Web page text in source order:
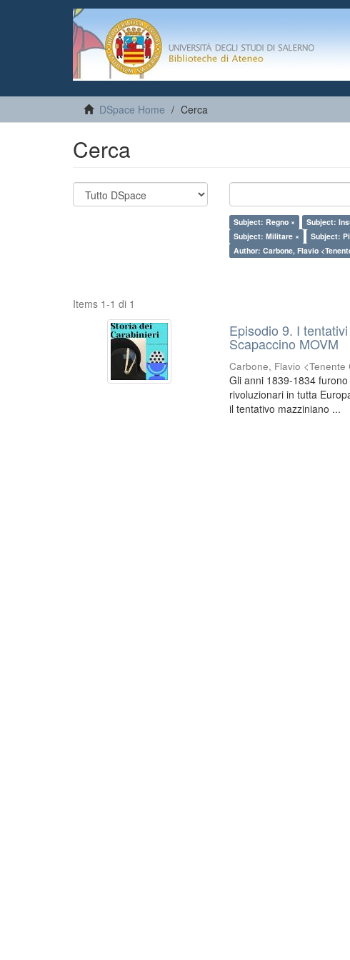
DSpace Home Cerca
Cerca
Subject: Regno × Subject:
Subject: Militare ×
Subject:
Author: Carbone, Flavio
Items 1-1 di 1
Episodio 9. I
Scapaccino MOVM
Carbone, Flavio <Tenente
Gli anni 1839-1834
rivoluzionari in tutta
il tentativo mazziniano ...